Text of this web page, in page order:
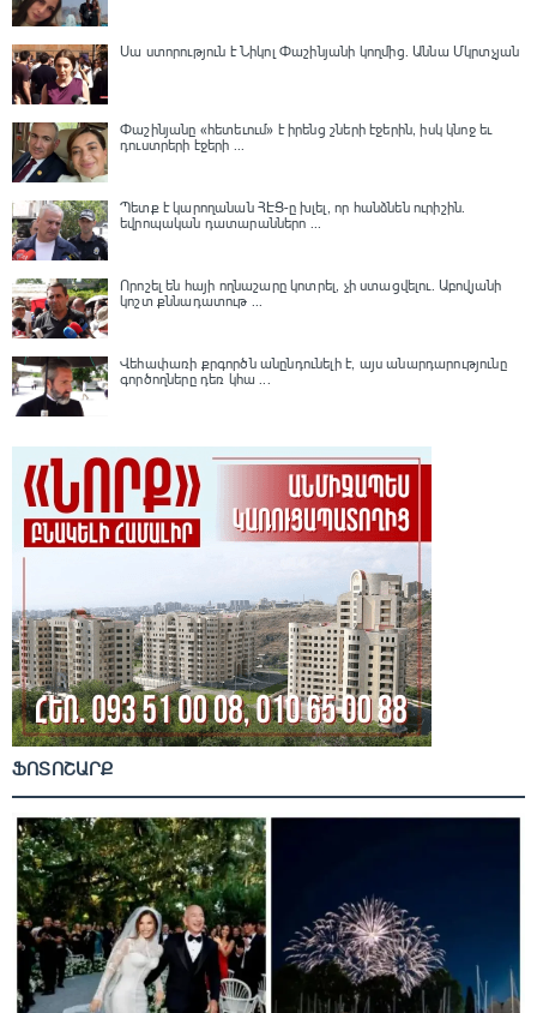
Սա ստորություն է Նիկոլ Փաշինյանի կողմից․ Աննա Մկրտչյան
Փաշինյանը «հետեւում» է իրենց շների էջերին, իսկ կնոջ եւ
դուստրերի էջերի ...
Պետք է կարողանան ՀԷՑ-ը խլել, որ հանձնեն ուրիշին.
եվրոպական դատարաններո ...
Որոշել են հայի ողնաշարը կոտրել, չի ստացվելու․ Աբովյանի
կոշտ քննադատութ ...
Վեհափառի քրգործն անընդունելի է, այս անարդարությունը
գործողները դեռ կհա ...
ՖՈՏՈՇԱՐՔ